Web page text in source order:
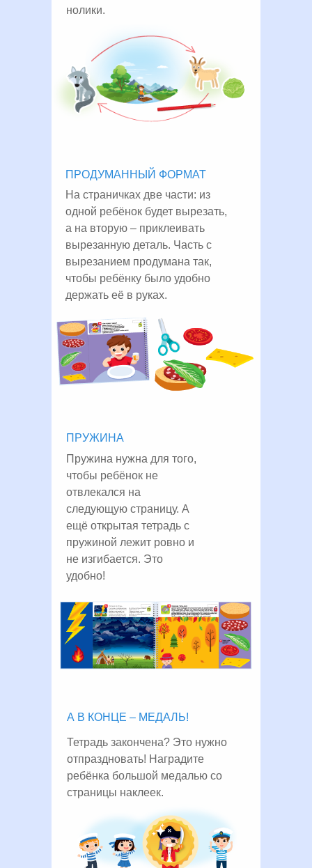
нолики.
ПРОДУМАННЫЙ ФОРМАТ
На страничках две части: из
одной ребёнок будет вырезать,
а на вторую – приклеивать
вырезанную деталь. Часть с
вырезанием продумана так,
чтобы ребёнку было удобно
держать её в руках.
ПРУЖИНА
Пружина нужна для того,
чтобы ребёнок не
отвлекался на
следующую страницу. А
ещё открытая тетрадь с
пружиной лежит ровно и
не изгибается. Это
удобно!
А В КОНЦЕ – МЕДАЛЬ!
Тетрадь закончена? Это нужно
отпраздновать! Наградите
ребёнка большой медалью со
страницы наклеек.